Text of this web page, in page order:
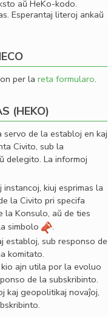
aŭ HeKo-kodo.
Esperantaj literoj ankaŭ
per la reta formularo.
(HEKO)
de la establoj en kaj
Civito, sub la
delegito. La informoj
kiuj esprimas la
la Civito pri specifa
la Konsulo, aŭ de ties
simbolo
.
establoj, sub responso de
komitato.
ajn utila por la evoluo
de la subskribinto.
kaj geopolitikaj novaĵoj,